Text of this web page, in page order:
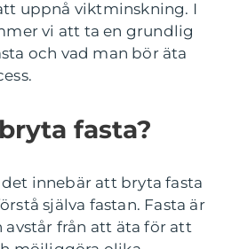
uppnå viktminskning. I
vi att ta en grundlig
och vad man bör äta
fasta?
innebär att bryta fasta
själva fastan. Fasta är
avstår från att äta för att